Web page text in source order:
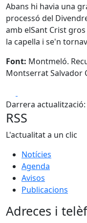
Abans hi havia una
processó del
amb elSant Crist
la capella i se'n
Font: Montmeló.
Montserrat Salvador
Darrera
RSS
L'actualitat a un clic
Notícies
Agenda
Avisos
Publicacions
Adreces i